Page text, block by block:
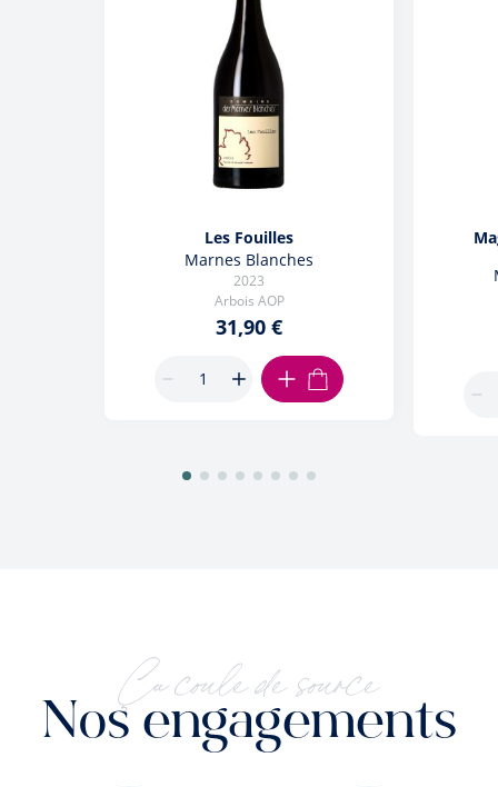
Les Fouilles
Marnes Blanches
2023
Arbois AOP
31,90 €
AJOUTER AU PANIER
Ça coule de source
Nos engagements